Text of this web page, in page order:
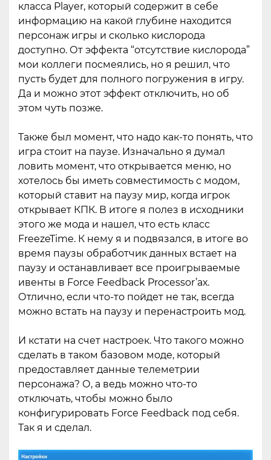
класса Player, который содержит в себе
информацию на какой глубине находится
персонаж игры и сколько кислорода
доступно. От эффекта “отсутствие кислорода”
мои коллеги посмеялись, но я решил, что
пусть будет для полного погружения в игру.
Да и можно этот эффект отключить, но об
этом чуть позже.
Также был момент, что надо как-то понять, что
игра стоит на паузе. Изначально я думал
ловить момент, что открывается меню, но
хотелось бы иметь совместимость с модом,
который ставит на паузу мир, когда игрок
открывает КПК. В итоге я полез в исходники
этого же мода и нашел, что есть класс
FreezeTime. К нему я и подвязался, в итоге во
время паузы обработчик данных встает на
паузу и останавливает все проигрываемые
ивенты в Force Feedback Processor’ах.
Отлично, если что-то пойдет не так, всегда
можно встать на паузу и перенастроить мод.
И кстати на счет настроек. Что такого можно
сделать в таком базовом моде, который
предоставляет данные телеметрии
персонажа? О, а ведь можно что-то
отключать, чтобы можно было
конфигурировать Force Feedback под себя.
Так я и сделал.